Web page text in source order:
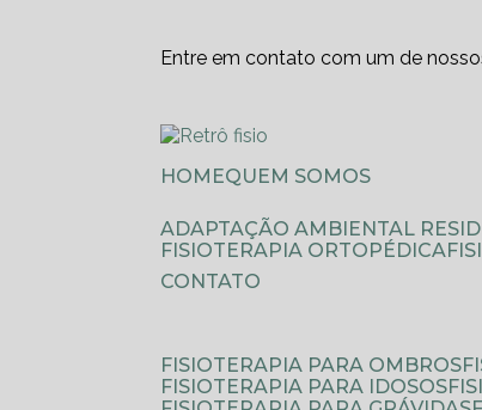
Entre em contato com um de
HOME
QUEM SOMOS
ADAPTAÇÃO AMBIENTAL
FISIOTERAPIA ORTOPÉDICA
CONTATO
FISIOTERAPIA PARA OMBROS
FISIOTERAPIA PARA IDOSOS